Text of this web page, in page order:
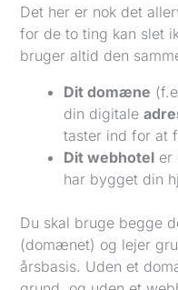
Det her er nok det
for de to ting kan slet
bruger altid den
Dit domæne
din digitale
taster ind for at
Dit webhotel er
har bygget din
Du skal bruge begge
(domænet) og lejer
årsbasis. Uden et